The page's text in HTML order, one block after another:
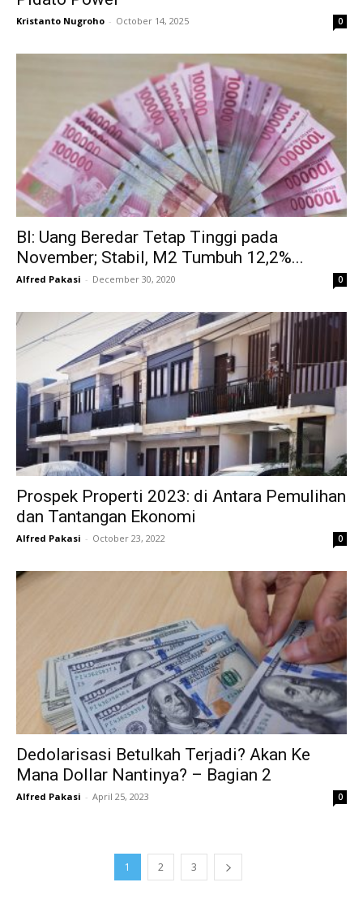
Kristanto Nugroho - October 14, 2025 0
BI: Uang Beredar Tetap Tinggi pada
November; Stabil, M2 Tumbuh 12,2%...
Alfred Pakasi - December 30, 2020 0
Prospek Properti 2023: di Antara Pemulihan
dan Tantangan Ekonomi
Alfred Pakasi - October 23, 2022 0
Dedolarisasi Betulkah Terjadi? Akan Ke
Mana Dollar Nantinya? – Bagian 2
Alfred Pakasi - April 25, 2023 0
1 2 3